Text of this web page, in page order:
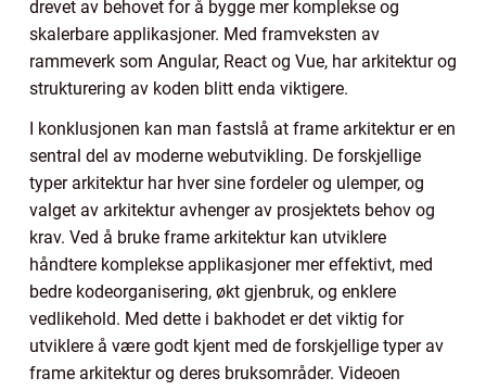
drevet av behovet for å bygge mer komplekse og
skalerbare applikasjoner. Med framveksten av
rammeverk som Angular, React og Vue, har arkitektur og
strukturering av koden blitt enda viktigere.
I konklusjonen kan man fastslå at frame arkitektur er en
sentral del av moderne webutvikling. De forskjellige
typer arkitektur har hver sine fordeler og ulemper, og
valget av arkitektur avhenger av prosjektets behov og
krav. Ved å bruke frame arkitektur kan utviklere
håndtere komplekse applikasjoner mer effektivt, med
bedre kodeorganisering, økt gjenbruk, og enklere
vedlikehold. Med dette i bakhodet er det viktig for
utviklere å være godt kjent med de forskjellige typer av
frame arkitektur og deres bruksområder. Videoen